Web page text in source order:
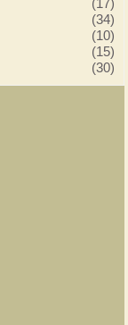
(17)
(34)
(10)
(15)
(30)